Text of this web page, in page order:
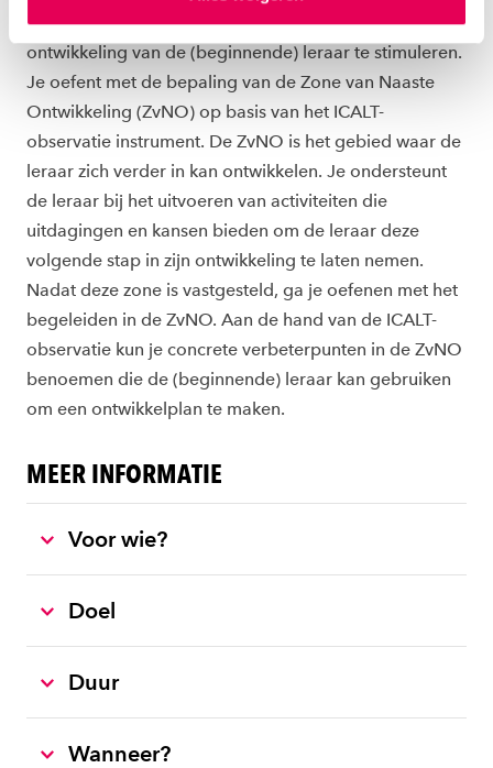
instellen welke cookies we plaatsen. Je kunt je
toestemming altijd wijzigen of intrekken via
onscookiestatement.
systematiek aangereikt om de professionele
ontwikkeling van de (beginnende) leraar te stimuleren.
Je oefent met de bepaling van de Zone van Naaste
Ontwikkeling (ZvNO) op basis van het ICALT-
observatie instrument. De ZvNO is het gebied waar de
leraar zich verder in kan ontwikkelen. Je ondersteunt
de leraar bij het uitvoeren van activiteiten die
uitdagingen en kansen bieden om de leraar deze
volgende stap in zijn ontwikkeling te laten nemen.
Nadat deze zone is vastgesteld, ga je oefenen met het
begeleiden in de ZvNO. Aan de hand van de ICALT-
observatie kun je concrete verbeterpunten in de ZvNO
benoemen die de (beginnende) leraar kan gebruiken
om een ontwikkelplan te maken.
MEER INFORMATIE
Voor wie?
Doel
Duur
Wanneer?